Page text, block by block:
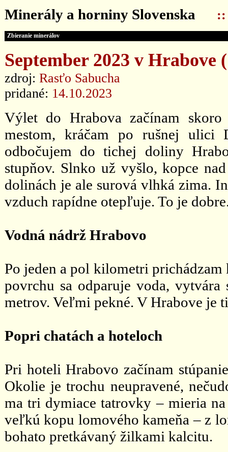
Minerály a horniny Slovenska ::
Zbieranie minerálov
September 2023 v Hrabove
zdroj: Rasťo Sabucha
pridané: 14.10.2023
Výlet do Hrabova začínam
mestom, kráčam po rušnej ulici
odbočujem do tichej doliny
stupňov. Slnko už vyšlo, kopce
dolinách je ale surová vlhká zima.
vzduch rapídne otepľuje. To je
Vodná nádrž Hrabovo
Po jeden a pol kilometri
povrchu sa odparuje voda,
metrov. Veľmi pekné. V Hrabove je
Popri chatách a hoteloch
Pri hoteli Hrabovo začínam
Okolie je trochu neupravené,
ma tri dymiace tatrovky – mieria
veľkú kopu lomového kameňa – z
bohato pretkávaný žilkami kalcitu.